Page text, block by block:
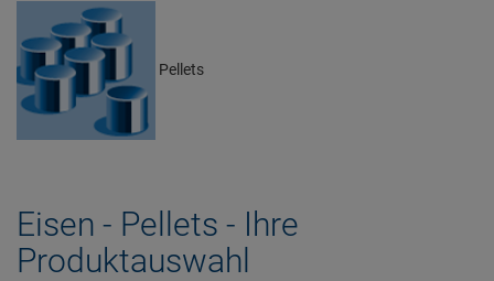
Pellets
Eisen - Pellets - Ihre
Produktauswahl